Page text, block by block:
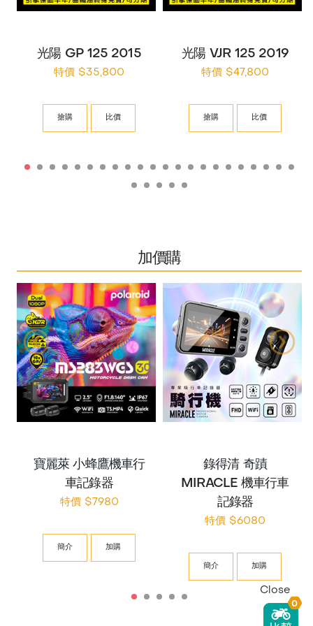
光陽 GP 125 2015
特價 $35,800
搶購 比價
光陽 VJR 125 2019
特價 $47,800
搶購 比價
加價購
寶麗萊 小蜂鷹機車行
車記錄器
特價 $7980
簡介 加購
錄得清 奇蹟
MIRACLE 機車行車
記錄器
特價 $6080
簡介 加購
Close
0